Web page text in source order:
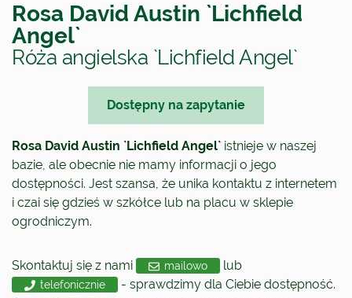
Rosa David Austin `Lichfield
Angel`
Róża angielska `Lichfield Angel`
Dostępny na zapytanie
Rosa David Austin `Lichfield Angel` istnieje w naszej
bazie, ale obecnie nie mamy informacji o jego
dostępności. Jest szansa, że unika kontaktu z internetem
i czai się gdzieś w szkółce lub na placu w sklepie
ogrodniczym.
Skontaktuj się z nami mailowo lub
telefonicznie
- sprawdzimy dla Ciebie dostępność.